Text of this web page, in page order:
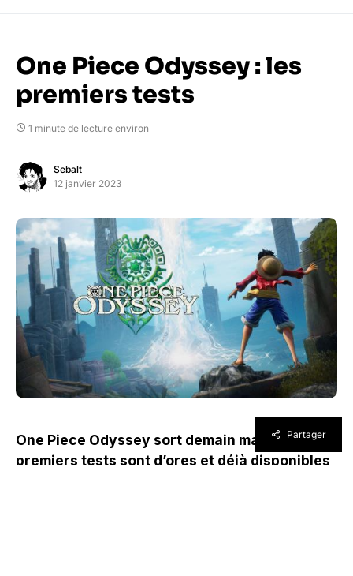
One Piece Odyssey : les
premiers tests
1 minute de lecture environ
Sebalt
12 janvier 2023
One Piece Odyssey sort demain mais les
premiers tests sont d’ores et déjà disponibles
Partager